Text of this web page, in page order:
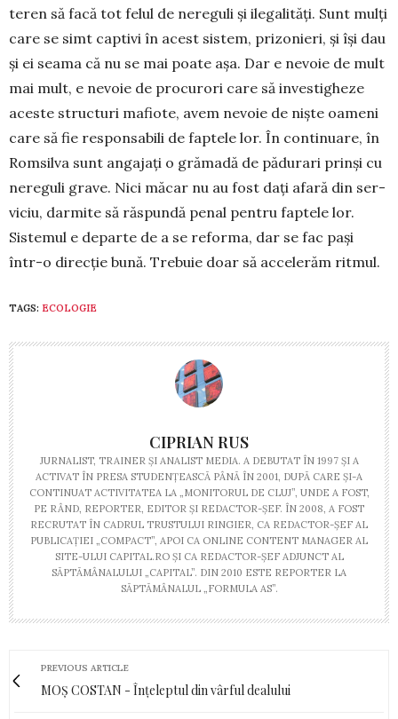
teren să facă tot felul de nere­guli și ilegalități. Sunt mulți
care se simt captivi în acest sistem, prizo­nieri, și își dau
și ei seama că nu se mai poate așa. Dar e nevoie de mult
mai mult, e nevoie de procu­rori care să investigheze
aceste structuri mafiote, avem nevoie de niște oameni
care să fie respon­sa­bili de faptele lor. În continuare, în
Romsilva sunt angajați o grămadă de pădurari prinși cu
nere­guli grave. Nici măcar nu au fost dați afară din ser­
viciu, darmite să răspundă penal pentru faptele lor.
Siste­mul e depar­te de a se re­forma, dar se fac pași
într-o di­rec­ție bună. Tre­bu­ie doar să accelerăm rit­mul.
TAGS: ECOLOGIE
CIPRIAN RUS
JURNALIST, TRAINER ŞI ANALIST MEDIA. A DEBUTAT ÎN 1997 ŞI A
ACTIVAT ÎN PRESA STUDENŢEASCĂ PÂNĂ ÎN 2001, DUPĂ CARE ŞI-A
CONTINUAT ACTIVITATEA LA „MONITORUL DE CLUJ”, UNDE A FOST,
PE RÂND, REPORTER, EDITOR ŞI REDACTOR-ŞEF. ÎN 2008, A FOST
RECRUTAT ÎN CADRUL TRUSTULUI RINGIER, CA REDACTOR-ŞEF AL
PUBLICAŢIEI „COMPACT”, APOI CA ONLINE CONTENT MANAGER AL
SITE-ULUI CAPITAL.RO ŞI CA REDACTOR-ŞEF ADJUNCT AL
SĂPTĂMÂNALULUI „CAPITAL”. DIN 2010 ESTE REPORTER LA
SĂPTĂMÂNALUL „FORMULA AS”.
PREVIOUS ARTICLE
MOȘ COSTAN - Înțeleptul din vârful dealului